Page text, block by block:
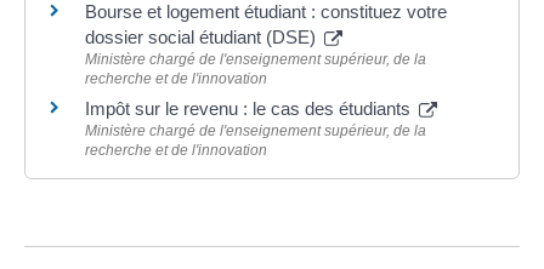
Bourse et logement étudiant : constituez votre
dossier social étudiant (DSE)
Ministère chargé de l'enseignement supérieur, de la
recherche et de l'innovation
Impôt sur le revenu : le cas des étudiants
Ministère chargé de l'enseignement supérieur, de la
recherche et de l'innovation